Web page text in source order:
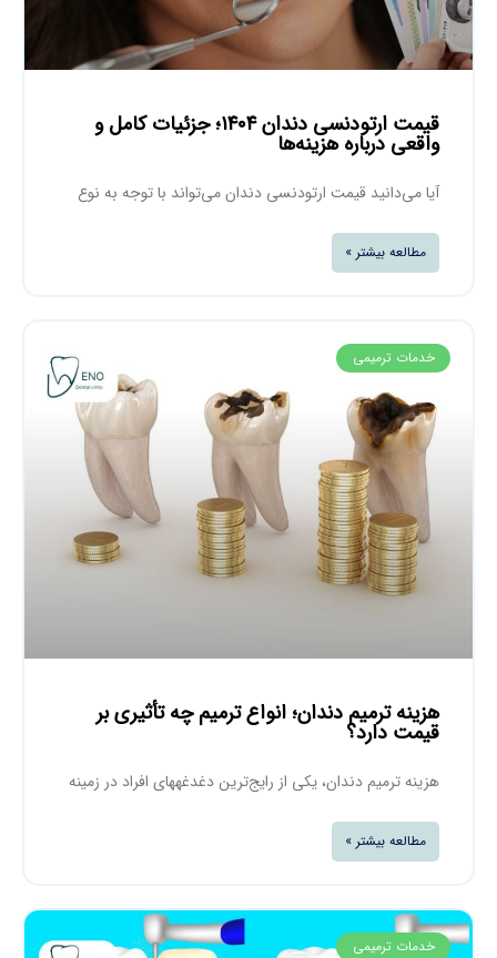
قیمت ارتودنسی دندان ۱۴۰۴؛ جزئیات کامل و
واقعی درباره هزینه‌ها
آیا می‌دانید قیمت ارتودنسی دندان می‌تواند با توجه به نوع
مطالعه بیشتر »
خدمات ترمیمی
هزینه ترمیم دندان؛ انواع ترمیم چه تأثیری بر
قیمت دارد؟
هزینه ترمیم دندان، یکی از رایج‌ترین دغدغه‎های افراد در زمینه
مطالعه بیشتر »
خدمات ترمیمی